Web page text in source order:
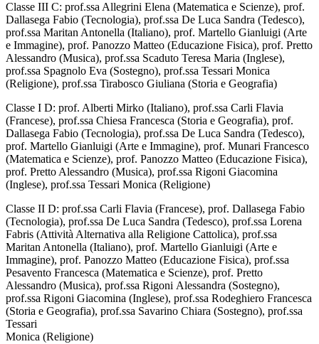
Classe III C: prof.ssa Allegrini Elena (Matematica e Scienze), prof.
Dallasega Fabio (Tecnologia), prof.ssa De Luca Sandra (Tedesco),
prof.ssa Maritan Antonella (Italiano), prof. Martello Gianluigi (Arte
e Immagine), prof. Panozzo Matteo (Educazione Fisica), prof. Pretto
Alessandro (Musica), prof.ssa Scaduto Teresa Maria (Inglese),
prof.ssa Spagnolo Eva (Sostegno), prof.ssa Tessari Monica
(Religione), prof.ssa Tirabosco Giuliana (Storia e Geografia)
Classe I D: prof. Alberti Mirko (Italiano), prof.ssa Carli Flavia
(Francese), prof.ssa Chiesa Francesca (Storia e Geografia), prof.
Dallasega Fabio (Tecnologia), prof.ssa De Luca Sandra (Tedesco),
prof. Martello Gianluigi (Arte e Immagine), prof. Munari Francesco
(Matematica e Scienze), prof. Panozzo Matteo (Educazione Fisica),
prof. Pretto Alessandro (Musica), prof.ssa Rigoni Giacomina
(Inglese), prof.ssa Tessari Monica (Religione)
Classe II D: prof.ssa Carli Flavia (Francese), prof. Dallasega Fabio
(Tecnologia), prof.ssa De Luca Sandra (Tedesco), prof.ssa Lorena
Fabris (Attività Alternativa alla Religione Cattolica), prof.ssa
Maritan Antonella (Italiano), prof. Martello Gianluigi (Arte e
Immagine), prof. Panozzo Matteo (Educazione Fisica), prof.ssa
Pesavento Francesca (Matematica e Scienze), prof. Pretto
Alessandro (Musica), prof.ssa Rigoni Alessandra (Sostegno),
prof.ssa Rigoni Giacomina (Inglese), prof.ssa Rodeghiero Francesca
(Storia e Geografia), prof.ssa Savarino Chiara (Sostegno), prof.ssa
Tessari
Monica (Religione)